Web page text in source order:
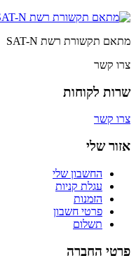
מתאם תקשורת רשת SAT-N
צרו קשר
שרות לקוחות
צרו קשר
אזור שלי
החשבון שלי
עגלת קניות
הזמנות
פרטי חשבון
תשלום
פרטי החברה